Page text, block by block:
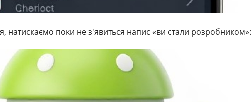
натискаємо поки не з'явиться напис «ви стали розробником»: